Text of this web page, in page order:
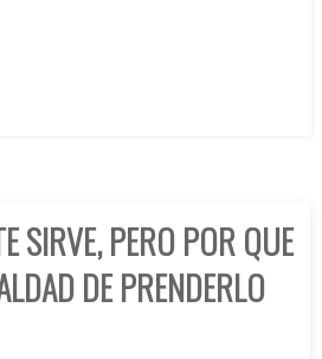
SIRVE, PERO POR QUE
DE PRENDERLO